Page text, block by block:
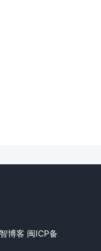
博客 闽ICP备